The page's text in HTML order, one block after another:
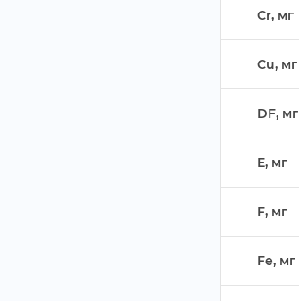
Cr, м
Cu, м
DF, м
E, м
F, м
Fe, м